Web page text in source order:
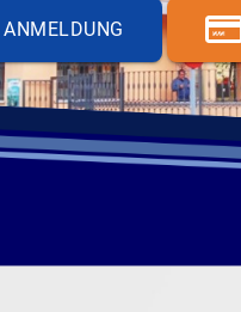
ANMELDUNG